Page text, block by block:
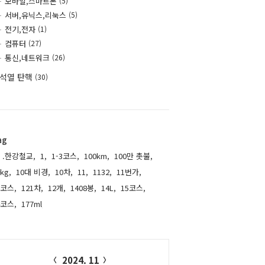
서버,유닉스,리눅스 (5)
전기,전자 (1)
컴퓨터 (27)
통신,네트워크 (26)
열 탄핵 (30)
.한강철교, 1, 1-3코스, 100km, 100만 촛불,
10대 비경, 10차, 11, 1132, 11번가,
스, 121차, 12개, 1408봉, 14L, 15코스,
스, 177ml,
2024. 11